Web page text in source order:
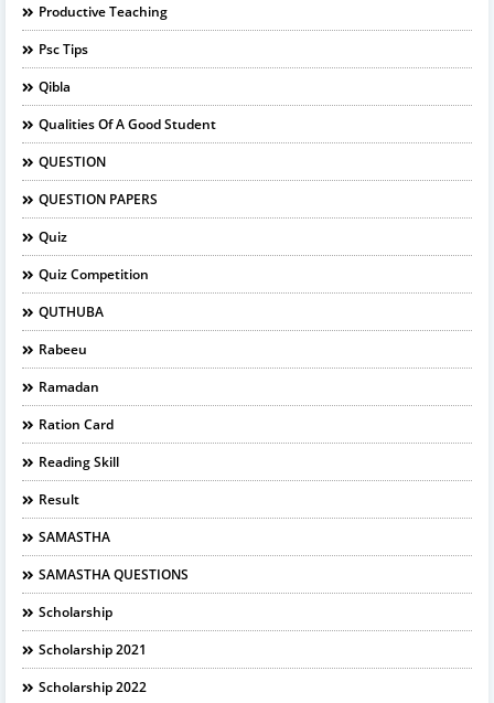
Productive Teaching
Psc Tips
Qibla
Qualities Of A Good Student
QUESTION
QUESTION PAPERS
Quiz
Quiz Competition
QUTHUBA
Rabeeu
Ramadan
Ration Card
Reading Skill
Result
SAMASTHA
SAMASTHA QUESTIONS
Scholarship
Scholarship 2021
Scholarship 2022